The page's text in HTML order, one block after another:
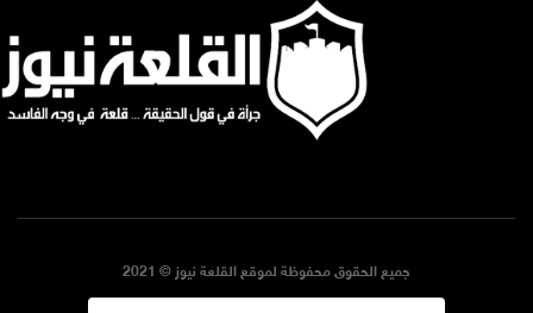
جميع الحقوق محفوظة لموقع القلعة نيوز © 2021